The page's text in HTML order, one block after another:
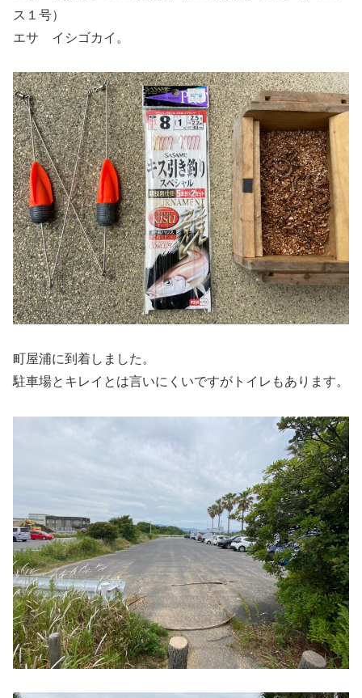
ス１号）
エサ イシゴカイ。
町屋浦に到着しました。
駐車場とキレイとは言いにくいですがトイレもあります。